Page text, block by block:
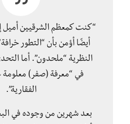
“كنت كمعظم الشرقيين أميل
أيضًا أؤمن بأن “التطور
النظرية “ملحدون”. أما
في “معرفة (صفر) معلومة
الفقارية”.
بعد شهرين من وجوده في